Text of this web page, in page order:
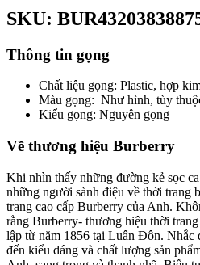
SKU: BUR
Thông tin gọng
Chất liệu gọng: Plastic, hợp
Màu gọng: Như hình, tùy
Kiểu gọng: Nguyên gọng
Về thương hiệu Burberry
Khi nhìn thấy những đường kẻ sọc
những người sành điệu về thời trang
trang cao cấp Burberry của Anh.
rằng Burberry- thương hiệu thời
lập từ năm 1856 tại Luân Đôn. Nhắc
đến kiểu dáng và chất lượng sản